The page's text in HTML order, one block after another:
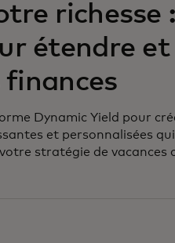
richesse :
étendre
Dynamic Yield pour
et personnalisées
stratégie de vacances